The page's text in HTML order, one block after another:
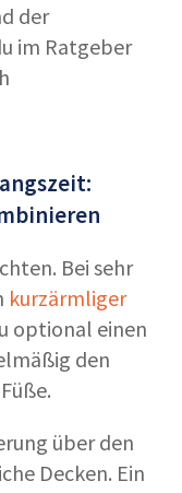
der
im Ratgeber
Bei sehr
kurzärmliger
optional einen
den
über den
Decken. Ein